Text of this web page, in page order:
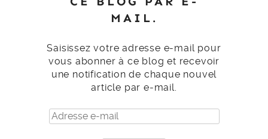
MAIL.
Saisissez votre adresse e-mail pour
vous abonner à ce blog et recevoir
une notification de chaque nouvel
article par e-mail.
Adresse
e-